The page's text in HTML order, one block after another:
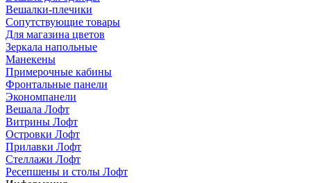
Вешалки-плечики
Сопутствующие товары
Для магазина цветов
Зеркала напольные
Манекены
Примерочные кабины
Фронтальные панели
Экономпанели
Вешала Лофт
Витрины Лофт
Островки Лофт
Прилавки Лофт
Стеллажи Лофт
Ресепшены и столы Лофт